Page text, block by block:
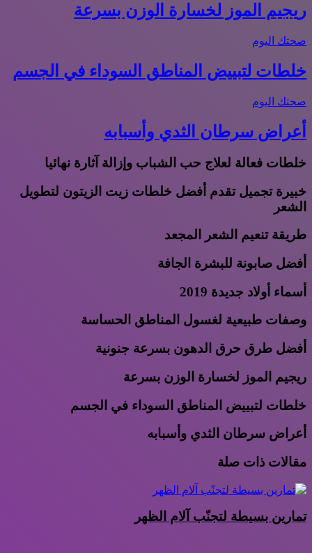
ريجيم الموز لخسارة الوزن بسرعة
صحتك اليوم
خلطات لتبييض المناطق السوداء في الجسم
صحتك اليوم
أعراض سرطان الثدي وأسبابه
خلطات فعالة لعلاج حب الشباب وإزالة آثارة نهائيا
خبيرة تجميل تقدم أفضل خلطات زيت الزيتون لتطويل
الشعر
طريقة تنعيم الشعر المجعد
أفضل صابونة للبشرة الجافة
أسماء أولاد جديدة 2019
وصفات طبيعية لغسول المناطق الحساسة
أفضل طرق حرق الدهون بسرعة جنونية
ريجيم الموز لخسارة الوزن بسرعة
خلطات لتبييض المناطق السوداء في الجسم
أعراض سرطان الثدي وأسبابه
مقالات ذات صلة
تمارين بسيطة لتجنّب آلام الظهر